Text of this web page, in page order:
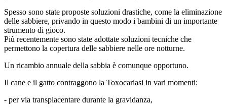
Spesso sono state proposte soluzioni drastiche, come la eliminazione
delle sabbiere, privando in questo modo i bambini di un importante
strumento di gioco.
Più recentemente sono state adottate soluzioni tecniche che
permettono la copertura delle sabbiere nelle ore notturne.
Un ricambio annuale della sabbia è comunque opportuno.
Il cane e il gatto contraggono la Toxocariasi in vari momenti:
- per via transplacentare durante la gravidanza,